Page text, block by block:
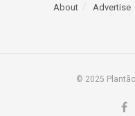
About Advertise
© 2025